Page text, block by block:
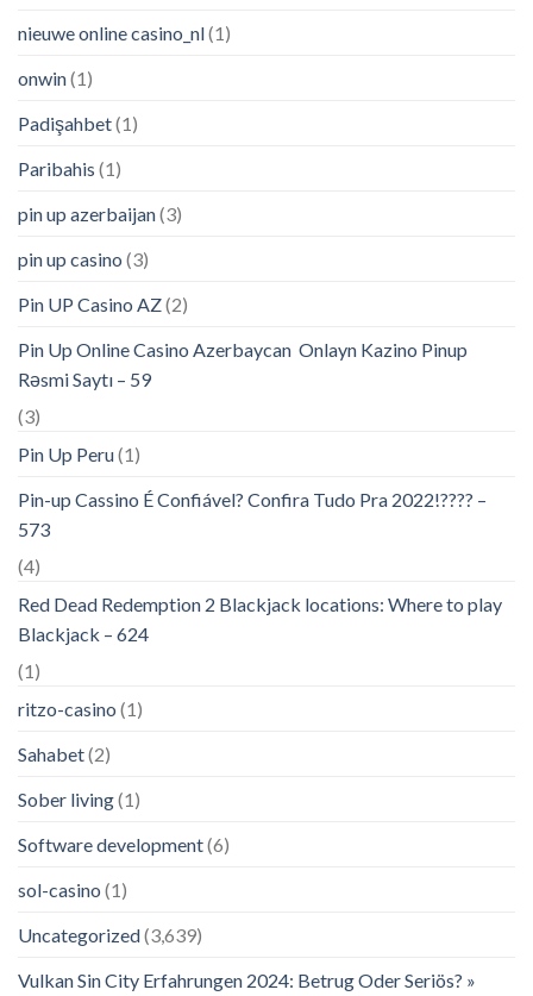
nieuwe online casino_nl(1)
onwin(1)
Padişahbet(1)
Paribahis (1)
pin up azerbaijan(3)
pin up casino (3)
Pin UP Casino AZ(2)
Pin Up Online Casino Azerbaycan ️ Onlayn Kazino Pinup
Rəsmi Saytı – 59
(3)
Pin Up Peru(1)
Pin-up Cassino É Confiável? Confira Tudo Pra 2022!???? –
573
(4)
Red Dead Redemption 2 Blackjack locations: Where to play
Blackjack – 624
(1)
ritzo-casino (1)
Sahabet(2)
Sober living(1)
Software development(6)
sol-casino (1)
Uncategorized(3,639)
Vulkan Sin City Erfahrungen 2024: Betrug Oder Seriös? »